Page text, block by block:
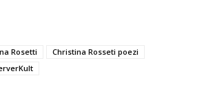
Rosetti
Christina Rosseti poezi